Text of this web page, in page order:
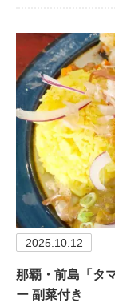
2025.10.12
那覇・前島「タ
ー 副菜付き